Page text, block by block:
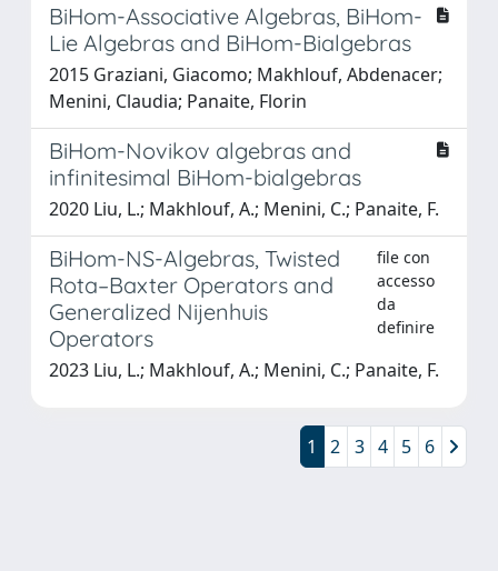
BiHom-Associative Algebras, BiHom-
Lie Algebras and BiHom-Bialgebras
2015 Graziani, Giacomo; Makhlouf, Abdenacer;
Menini, Claudia; Panaite, Florin
BiHom-Novikov algebras and
infinitesimal BiHom-bialgebras
2020 Liu, L.; Makhlouf, A.; Menini, C.; Panaite, F.
BiHom-NS-Algebras, Twisted
Rota–Baxter Operators and
Generalized Nijenhuis
Operators
file con
accesso
da
definire
2023 Liu, L.; Makhlouf, A.; Menini, C.; Panaite, F.
1 2 3 4 5 6